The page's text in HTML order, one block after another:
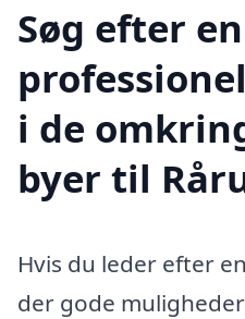
Søg efter en
i de
byer til
Hvis du leder efter
der gode